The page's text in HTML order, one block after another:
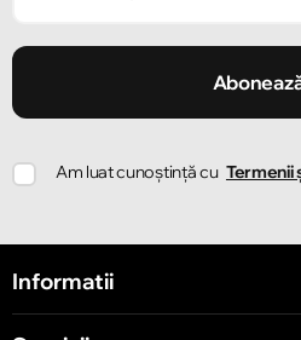
Strada Ion Creangă 78
Strada Mitropolit Varlaam 58
Am luat cunoștință cu Termenii
Informatii